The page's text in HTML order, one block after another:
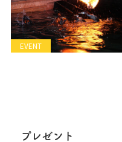
EVENT
プレゼント